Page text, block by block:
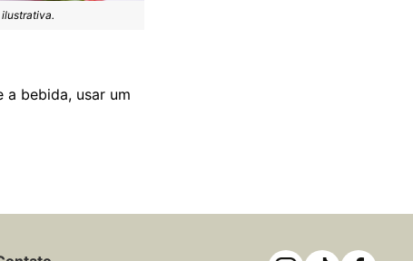
bebida, usar um